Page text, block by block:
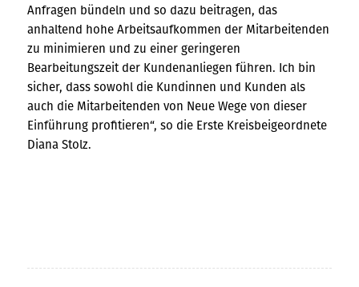
Anfragen bündeln und so dazu beitragen, das
anhaltend hohe Arbeitsaufkommen der Mitarbeitenden
zu minimieren und zu einer geringeren
Bearbeitungszeit der Kundenanliegen führen. Ich bin
sicher, dass sowohl die Kundinnen und Kunden als
auch die Mitarbeitenden von Neue Wege von dieser
Einführung profitieren“, so die Erste Kreisbeigeordnete
Diana Stolz.